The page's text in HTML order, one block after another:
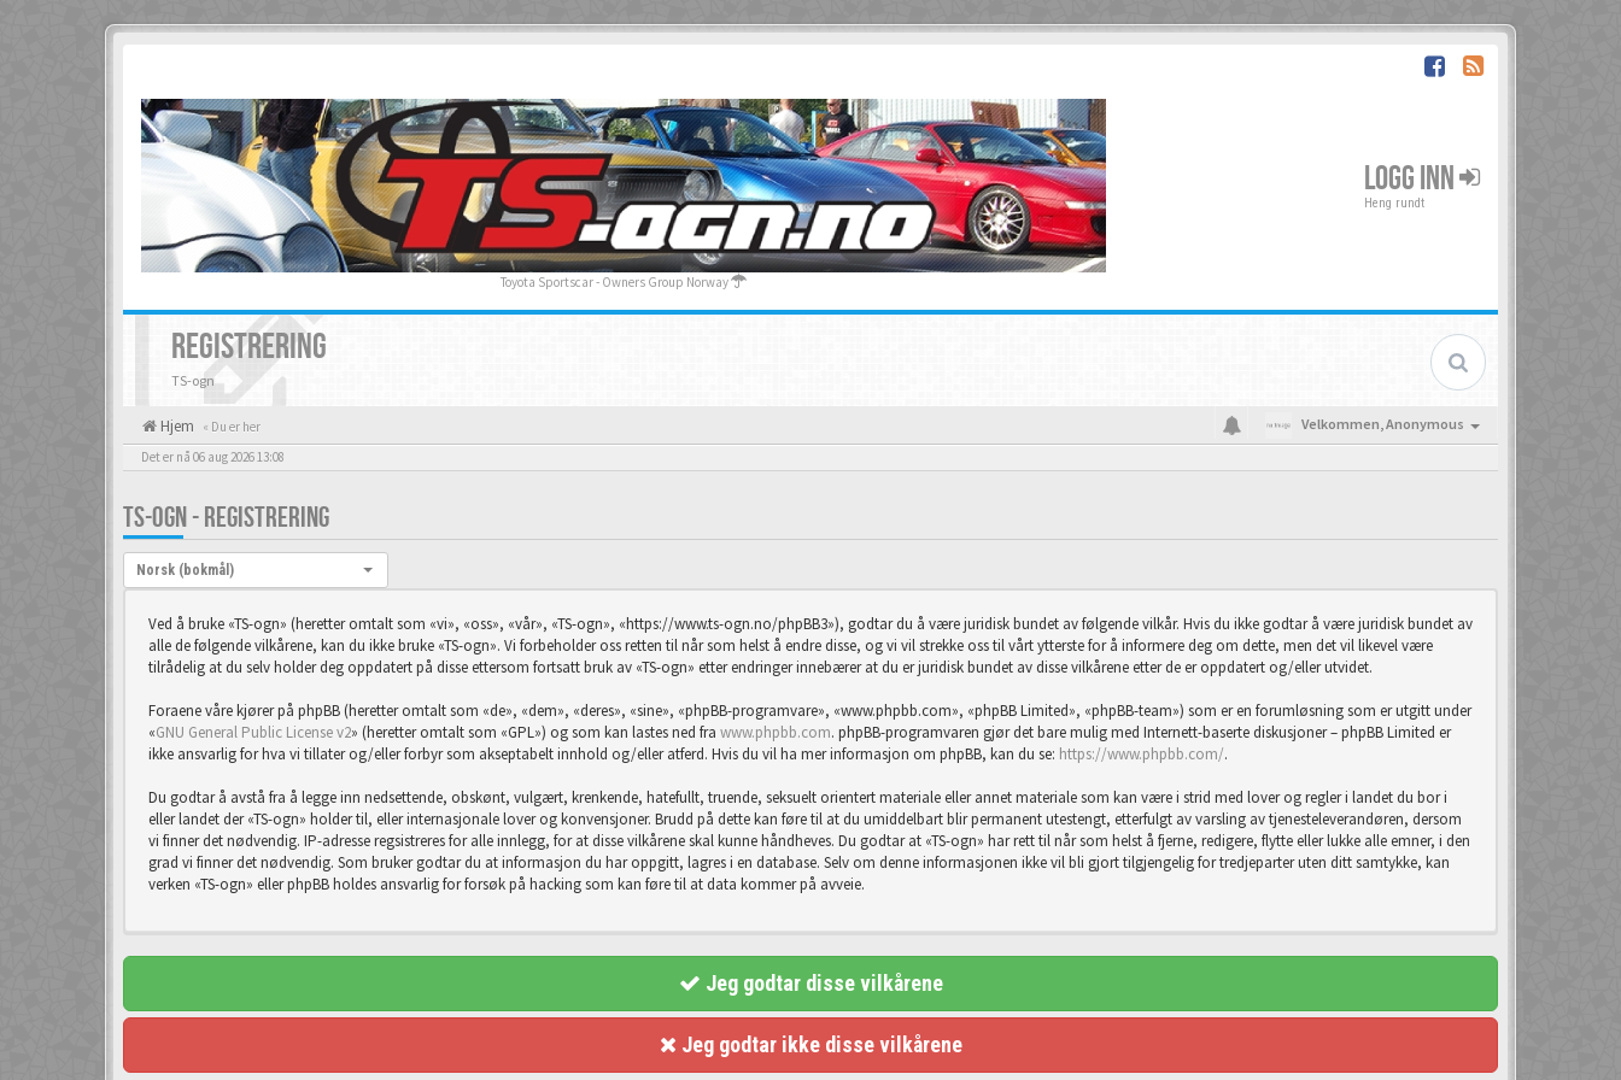
Toyota Sportscar - Owners Group Norway
LOGG INN
Heng rundt
REGISTRERING
TS-ogn
Hjem « Du er her Velkommen,Anonymous
Det er nå 06 aug 2026 13:08
TS-OGN - REGISTRERING
Språk:Norsk (bokmål)
Ved å bruke «TS-ogn» (heretter omtalt som «vi», «oss», «vår», «TS-ogn», «https://www.ts-ogn.no/phpBB3»), godtar du å være juridisk bundet av følgende vilkår. Hvis du ikke godtar å være juridisk bundet av
alle de følgende vilkårene, kan du ikke bruke «TS-ogn». Vi forbeholder oss retten til når som helst å endre disse, og vi vil strekke oss til vårt ytterste for å informere deg om dette, men det vil likevel være
tilrådelig at du selv holder deg oppdatert på disse ettersom fortsatt bruk av «TS-ogn» etter endringer innebærer at du er juridisk bundet av disse vilkårene etter de er oppdatert og/eller utvidet.
Foraene våre kjører på phpBB (heretter omtalt som «de», «dem», «deres», «sine», «phpBB-programvare», «www.phpbb.com», «phpBB Limited», «phpBB-team») som er en forumløsning som er utgitt under
«GNU General Public License v2» (heretter omtalt som «GPL») og som kan lastes ned fra www.phpbb.com. phpBB-programvaren gjør det bare mulig med Internett-baserte diskusjoner – phpBB Limited er
ikke ansvarlig for hva vi tillater og/eller forbyr som akseptabelt innhold og/eller atferd. Hvis du vil ha mer informasjon om phpBB, kan du se: https://www.phpbb.com/.
Du godtar å avstå fra å legge inn nedsettende, obskønt, vulgært, krenkende, hatefullt, truende, seksuelt orientert materiale eller annet materiale som kan være i strid med lover og regler i landet du bor i
eller landet der «TS-ogn» holder til, eller internasjonale lover og konvensjoner. Brudd på dette kan føre til at du umiddelbart blir permanent utestengt, etterfulgt av varsling av tjenesteleverandøren, dersom
vi finner det nødvendig. IP-adresse regsistreres for alle innlegg, for at disse vilkårene skal kunne håndheves. Du godtar at «TS-ogn» har rett til når som helst å fjerne, redigere, flytte eller lukke alle emner, i den
grad vi finner det nødvendig. Som bruker godtar du at informasjon du har oppgitt, lagres i en database. Selv om denne informasjonen ikke vil bli gjort tilgjengelig for tredjeparter uten ditt samtykke, kan
verken «TS-ogn» eller phpBB holdes ansvarlig for forsøk på hacking som kan føre til at data kommer på avveie.
Jeg godtar disse vilkårene
Jeg godtar ikke disse vilkårene